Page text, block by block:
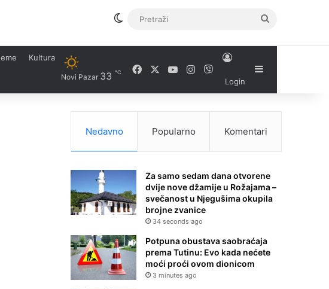
Switch skin
Kultura
Novi Pazar 33 ℃ FacebookYouTubeInstagram
Viber
Login
Sidebar
Nedavno Popularno Komentari
Za samo sedam dana otvorene
dvije nove džamije u Rožajama –
svečanost u Njegušima okupila
brojne zvanice
34 seconds ago
Potpuna obustava saobraćaja
prema Tutinu: Evo kada nećete
moći proći ovom dionicom
3 minutes ago